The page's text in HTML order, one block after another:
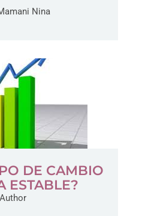
Nina
DE CAMBIO
ESTABLE?